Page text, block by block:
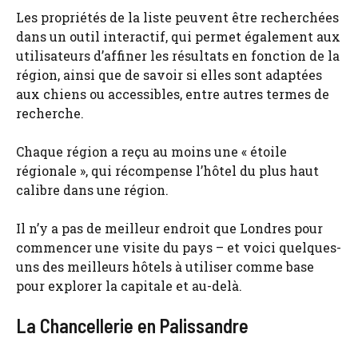
Les propriétés de la liste peuvent être recherchées
dans un outil interactif, qui permet également aux
utilisateurs d’affiner les résultats en fonction de la
région, ainsi que de savoir si elles sont adaptées
aux chiens ou accessibles, entre autres termes de
recherche.
Chaque région a reçu au moins une « étoile
régionale », qui récompense l’hôtel du plus haut
calibre dans une région.
Il n’y a pas de meilleur endroit que Londres pour
commencer une visite du pays – et voici quelques-
uns des meilleurs hôtels à utiliser comme base
pour explorer la capitale et au-delà.
La Chancellerie en Palissandre